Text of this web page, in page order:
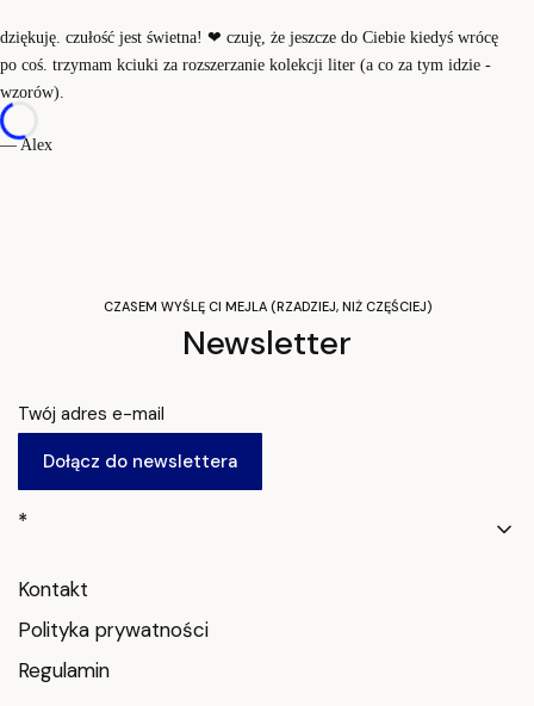
dziękuję. czułość jest świetna! ❤ czuję, że jeszcze do Ciebie kiedyś wrócę
po coś. trzymam kciuki za rozszerzanie kolekcji liter (a co za tym idzie -
wzorów).
— Alex
CZASEM WYŚLĘ CI MEJLA (RZADZIEJ, NIŻ CZĘŚCIEJ)
Newsletter
Twój adres e-mail
Dołącz do newslettera
Linki w stopce
*
Kontakt
Polityka prywatności
Regulamin